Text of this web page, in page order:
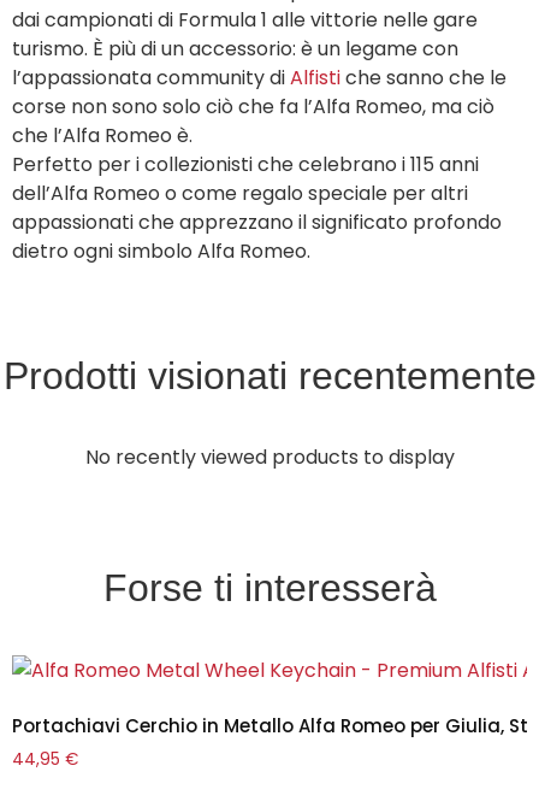
dai campionati di Formula 1 alle vittorie nelle gare
turismo. È più di un accessorio: è un legame con
l’appassionata community diAlfistiche sanno che le
corse non sono solo ciò che fa l’Alfa Romeo, ma ciò
che l’Alfa Romeo è.
Perfetto per i collezionisti che celebrano i 115 anni
dell’Alfa Romeo o come regalo speciale per altri
appassionati che apprezzano il significato profondo
dietro ogni simbolo Alfa Romeo.
Prodotti visionati recentemente
No recently viewed products to display
Forse ti interesserà
Portachiavi Cerchio in Metallo Alfa Romeo per Giulia,
44,95 €